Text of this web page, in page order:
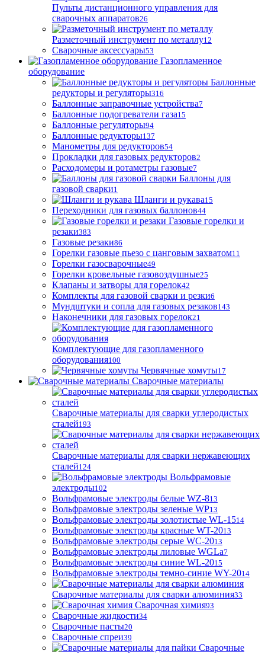
Пульты дистанционного управления для
сварочных аппаратов26
Разметочный инструмент по металлу12
Сварочные аксессуары53
Газопламенное
оборудование
Баллонные
редукторы и регуляторы316
Баллонные заправочные устройства7
Баллонные подогреватели газа15
Баллонные регуляторы94
Баллонные редукторы137
Манометры для редукторов54
Прокладки для газовых редукторов2
Расходомеры и ротаметры газовые7
Баллоны для
газовой сварки1
Шланги и рукава15
Переходники для газовых баллонов44
Газовые горелки и
резаки383
Газовые резаки86
Горелки газовые пьезо с цанговым захватом11
Горелки газосварочные49
Горелки кровельные газовоздушные25
Клапаны и затворы для горелок42
Комплекты для газовой сварки и резки6
Мундштуки и сопла для газовых резаков143
Наконечники для газовых горелок21
Комплектующие для газопламенного
оборудования100
Червячные хомуты17
Сварочные материалы
Сварочные материалы для сварки углеродистых
сталей193
Сварочные материалы для сварки нержавеющих
сталей124
Вольфрамовые
электроды102
Вольфрамовые электроды белые WZ-813
Вольфрамовые электроды зеленые WP13
Вольфрамовые электроды золотистые WL-1514
Вольфрамовые электроды красные WT-2013
Вольфрамовые электроды серые WC-2013
Вольфрамовые электроды лиловые WGLa7
Вольфрамовые электроды синие WL-2015
Вольфрамовые электроды темно-синие WY-2014
Сварочные материалы для сварки алюминия33
Сварочная химия93
Сварочные жидкости34
Сварочные пасты20
Сварочные спреи39
Сварочные